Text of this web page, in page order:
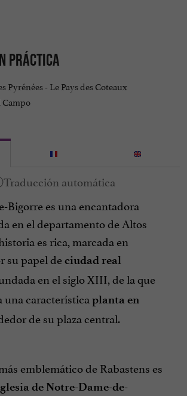
práctica
Pyrénées - Le Pays des Coteaux
Campo
Bigorre es una encantadora
en el departamento de Altos
es rica, marcada en
su papel deciudad real
en el siglo XIII, de la que
una característica planta en
de su plaza central.
emblemático de Rabastens es
de Notre-Dame-de-